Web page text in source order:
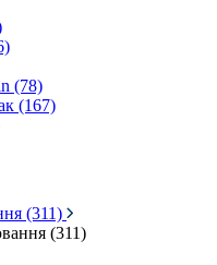
(78)
(167)
(311)
(311)